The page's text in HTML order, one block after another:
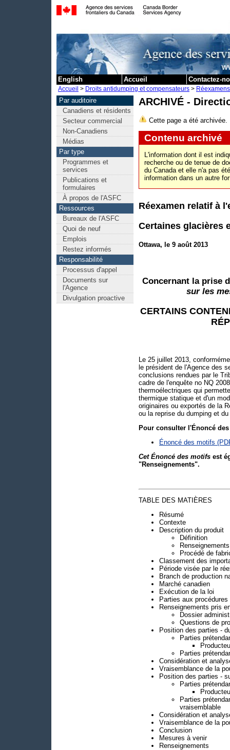
English Accueil Contactez-
Accueil > Droits antidumping et compensateurs >
Par auditoire
Canadiens et résidents
Secteur commercial
Non-Canadiens
Médias
Par type
Programmes et
services
Publications et
formulaires
À propos de l'ASFC
Ressources
Bureaux de l'ASFC
Quoi de neuf
Emplois
Restez informés
Responsabilité
Processus d'appel
Documents sur
l'Agence
Divulgation proactive
ARCHIVÉ -
Cette page a été archivée.
Contenu archivé
L'information dont il est
recherche ou de tenue de
du Canada et elle n'a pas
information dans un autre
Réexamen relatif à
Certaines glacières
Ottawa, le 9 août 2013
Concernant la prise
sur les
CERTAINS
Le 25 juillet 2013,
le président de l'Agence des
conclusions rendues par le
cadre de l'enquête no NQ
thermoélectriques qui
thermique statique et d'un
originaires ou exportés de la
ou la reprise du dumping et
Pour consulter l'Énoncé
Énoncé des motifs
Cet Énoncé des motifs est
"Renseignements".
TABLE DES MATIÈRES
Résumé
Contexte
Description du produit
Définition
Procédé de
Classement des
Période visée par le
Branch de production
Marché canadien
Exécution de la loi
Parties aux procédures
Renseignements pris
Dossier
Questions de
Position des parties -
Parties
Parties
Considération et
Vraisemblance de la
Position des parties -
Parties
Parties
vraisemblable
Considération et
Vraisemblance de la
Conclusion
Mesures à venir
Renseignements